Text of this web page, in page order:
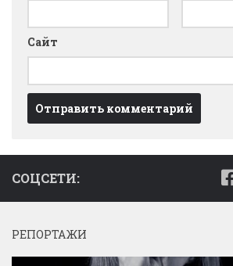
Сайт
СОЦСЕТИ:
РЕПОРТАЖИ